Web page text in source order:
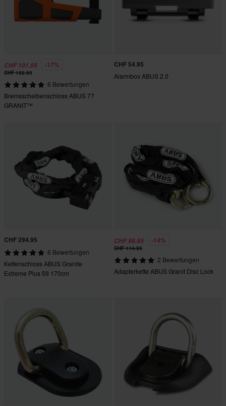
CHF 101.95 -17%
CHF 122.95
6 Bewertungen
Bremsscheibenschloss ABUS 77
GRANIT™
CHF 54.95
Alarmbox ABUS 2.0
CHF 294.95
6 Bewertungen
Kettenschloss ABUS Granite
Extreme Plus 59 170cm
CHF 98.95 -14%
CHF 114.95
2 Bewertungen
Adapterkette ABUS Granit Disc Lock